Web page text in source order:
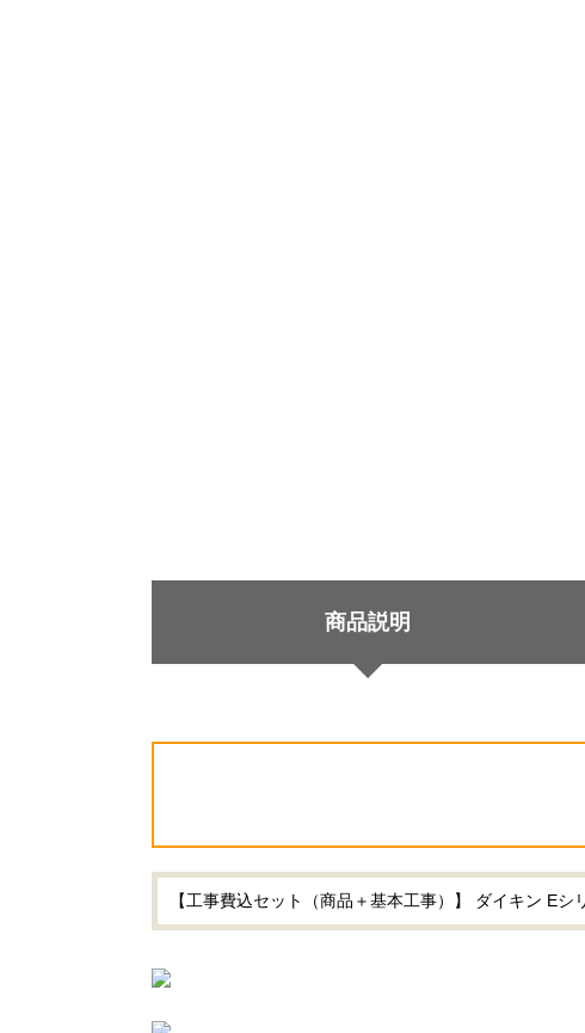
商品説明
【工事費込セット（商品＋基本工事）】 ダイキン E